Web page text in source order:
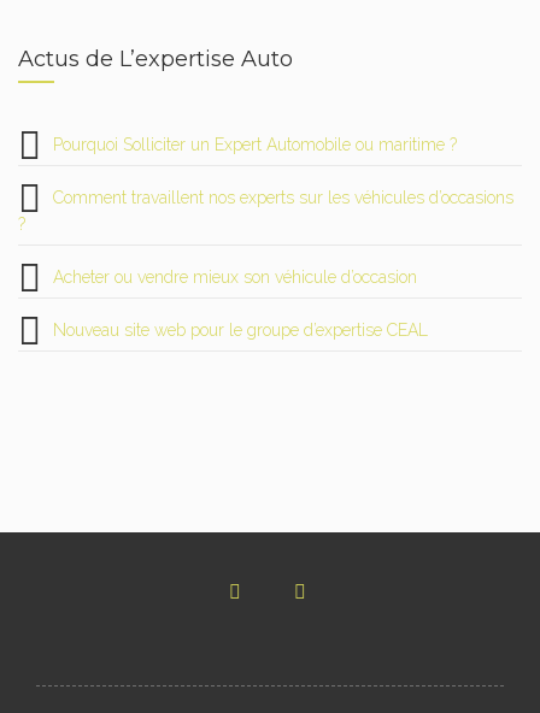
Actus de L’expertise Auto
Pourquoi Solliciter un Expert Automobile ou maritime ?
Comment travaillent nos experts sur les véhicules d’occasions
?
Acheter ou vendre mieux son véhicule d’occasion
Nouveau site web pour le groupe d’expertise CEAL